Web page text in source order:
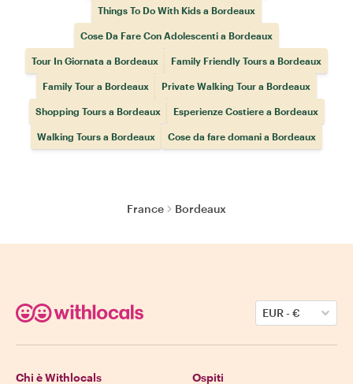
Things To Do With Kids a Bordeaux
Cose Da Fare Con Adolescenti a Bordeaux
Tour In Giornata a Bordeaux Family Friendly Tours a Bordeaux
Family Tour a Bordeaux Private Walking Tour a Bordeaux
Shopping Tours a Bordeaux Esperienze Costiere a Bordeaux
Walking Tours a Bordeaux Cose da fare domani a Bordeaux
France Bordeaux
EUR-€
Chi è Withlocals Ospiti